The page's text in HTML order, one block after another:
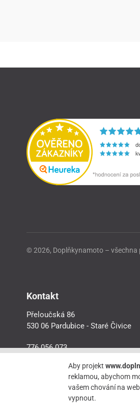
© 2026, Doplňkynamoto – všechna
Kontakt
Přeloučská 86
530 06 Pardubice - Staré Čivice
776 056 073
Aby projekt
reklamou, abychom
vašem chování na
vypnout.